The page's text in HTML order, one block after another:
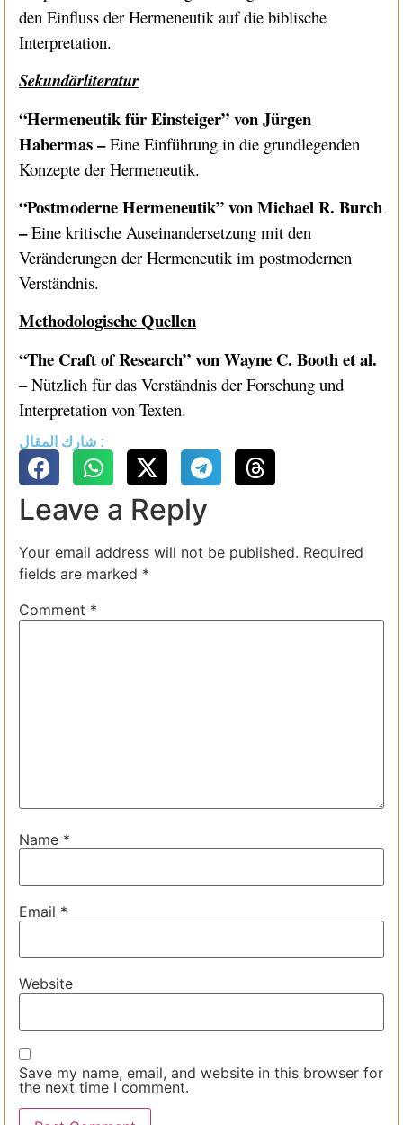
den Einfluss der Hermeneutik auf die biblische
Interpretation.
Sekundärliteratur
“Hermeneutik für Einsteiger” von Jürgen
Habermas –Eine Einführung in die grundlegenden
Konzepte der Hermeneutik.
“Postmoderne Hermeneutik” von Michael R. Burch
–Eine kritische Auseinandersetzung mit den
Veränderungen der Hermeneutik im postmodernen
Verständnis.
Methodologische Quellen
“The Craft of Research” von Wayne C. Booth et al.
– Nützlich für das Verständnis der Forschung und
Interpretation von Texten.
شارك المقال :
Leave a Reply
Your email address will not be published. Required
fields are marked *
Comment *
Name *
Email *
Website
Save my name, email, and website in this browser for
the next time I comment.